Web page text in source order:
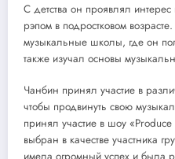
С детства он проявлял
рэпом в подростковом
музыкальные школы, где он
также изучал основы
Чанбин принял участие в
чтобы продвинуть свою
принял участие в шоу
выбран в качестве участника